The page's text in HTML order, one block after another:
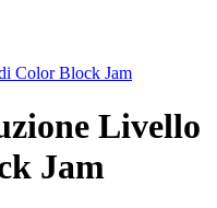
Color Block Jam
Livello
Jam